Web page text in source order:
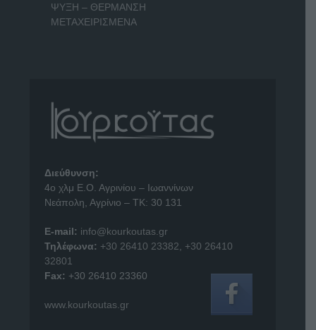
ΨΥΞΗ – ΘΕΡΜΑΝΣΗ
ΜΕΤΑΧΕΙΡΙΣΜΕΝΑ
Διεύθυνση:
4o χλμ Ε.Ο. Αγρινίου – Ιωαννίνων
Νεάπολη, Αγρίνιο – ΤΚ: 30 131
E-mail: info@kourkoutas.gr
Τηλέφωνα: +30 26410 23382
+30 26410
32801
Fax: +30 26410 23360
www.kourkoutas.gr